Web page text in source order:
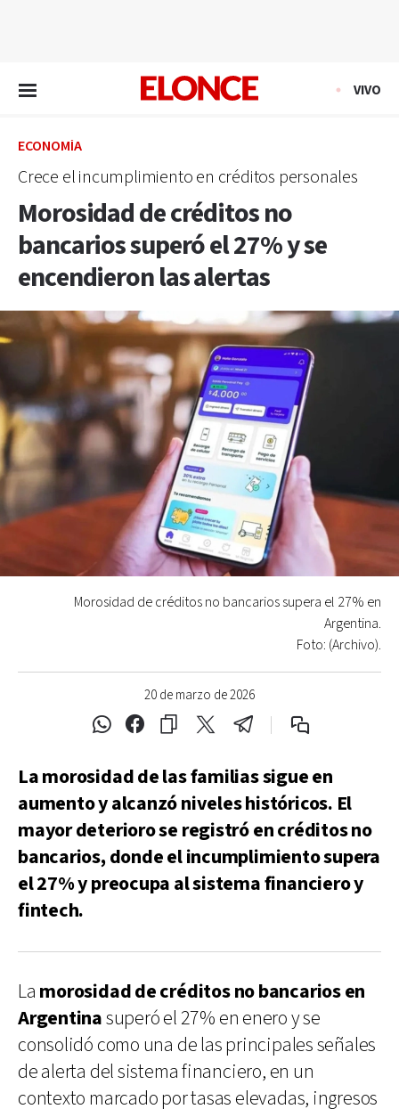
VIVO
ECONOMÍA
Crece el incumplimiento en créditos personales
Morosidad de créditos no
bancarios superó el 27% y se
encendieron las alertas
20 de marzo de 2026
Morosidad de créditos no bancarios supera el 27% en
Argentina.
Foto: (Archivo).
La morosidad de las familias sigue en
aumento y alcanzó niveles históricos. El
mayor deterioro se registró en créditos no
bancarios, donde el incumplimiento supera
el 27% y preocupa al sistema financiero y
fintech.
La morosidad de créditos no bancarios en
Argentinasuperó el 27% en enero y se
consolidó como una de las principales señales
de alerta del sistema financiero, en un
contexto marcado por tasas elevadas, ingresos